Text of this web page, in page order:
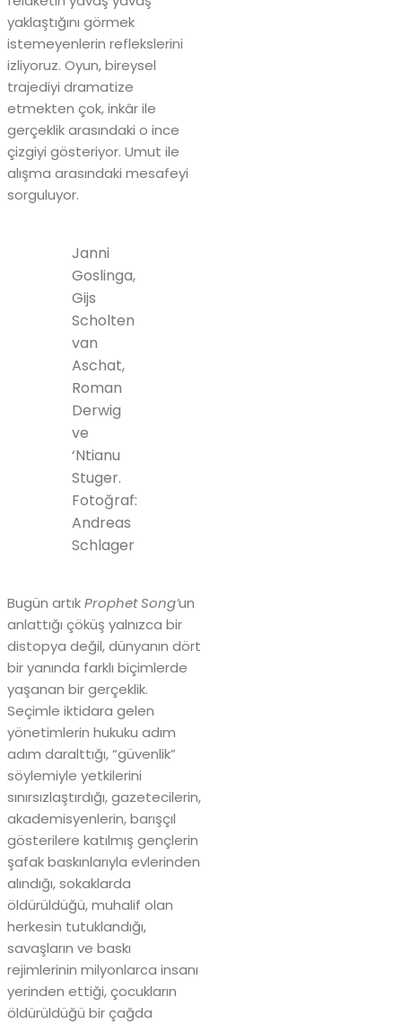
yaklaştığını görmek
istemeyenlerin reflekslerini
izliyoruz. Oyun, bireysel
trajediyi dramatize
etmekten çok, inkâr ile
gerçeklik arasındaki o ince
çizgiyi gösteriyor. Umut ile
alışma arasındaki mesafeyi
sorguluyor.
Janni
Goslinga,
Gijs
Scholten
van
Aschat,
Roman
Derwig
ve
‘Ntianu
Stuger.
Fotoğraf:
Andreas
Schlager
Bugün artıkProphet Song’un
anlattığı çöküş yalnızca bir
distopya değil, dünyanın dört
bir yanında farklı biçimlerde
yaşanan bir gerçeklik.
Seçimle iktidara gelen
yönetimlerin hukuku adım
adım daralttığı, “güvenlik”
söylemiyle yetkilerini
sınırsızlaştırdığı, gazetecilerin,
akademisyenlerin, barışçıl
gösterilere katılmış gençlerin
şafak baskınlarıyla evlerinden
alındığı, sokaklarda
öldürüldüğü, muhalif olan
herkesin tutuklandığı,
savaşların ve baskı
rejimlerinin milyonlarca insanı
yerinden ettiği, çocukların
öldürüldüğü bir çağda